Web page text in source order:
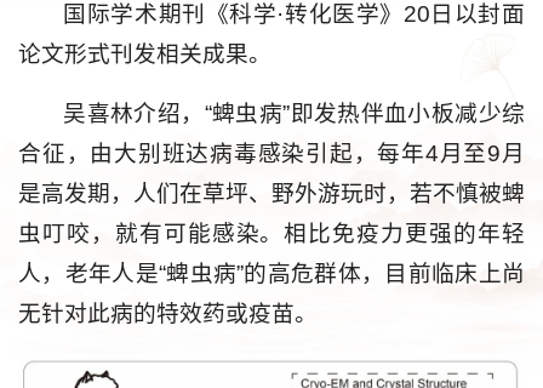
国际学术期刊《科学·转化医学》20日以封面
论文形式刊发相关成果。
吴喜林介绍，“蜱虫病”即发热伴血小板减少综
合征，由大别班达病毒感染引起，每年4月至9月
是高发期，人们在草坪、野外游玩时，若不慎被蜱
虫叮咬，就有可能感染。相比免疫力更强的年轻
人，老年人是“蜱虫病”的高危群体，目前临床上尚
无针对此病的特效药或疫苗。